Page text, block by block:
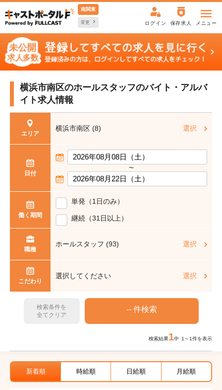
南関東
変更 ログイン 保存求人 メニュー
横浜市南区のホールスタッフのバイト・アルバ
イト求人情報
エリア
横浜市南区 (8) 選択
日付
〜
働く期間
単発（1日のみ）
継続（31日以上）
職種
ホールスタッフ (93) 選択
こだわり
選択してください 選択
検索条件を
全てクリア
検索結果1中 1～1件を表示
新着順 時給順 日給順 月給順